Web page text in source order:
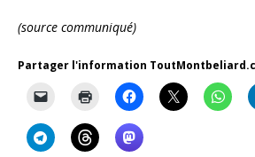
(source communiqué)
Partager l'information